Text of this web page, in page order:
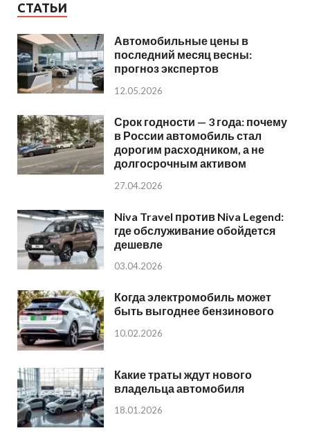
СТАТЬИ
Автомобильные цены в
последний месяц весны:
прогноз экспертов
12.05.2026
Срок годности — 3 года: почему
в России автомобиль стал
дорогим расходником, а не
долгосрочным активом
27.04.2026
Niva Travel против Niva Legend:
где обслуживание обойдется
дешевле
03.04.2026
Когда электромобиль может
быть выгоднее бензинового
10.02.2026
Какие траты ждут нового
владельца автомобиля
18.01.2026